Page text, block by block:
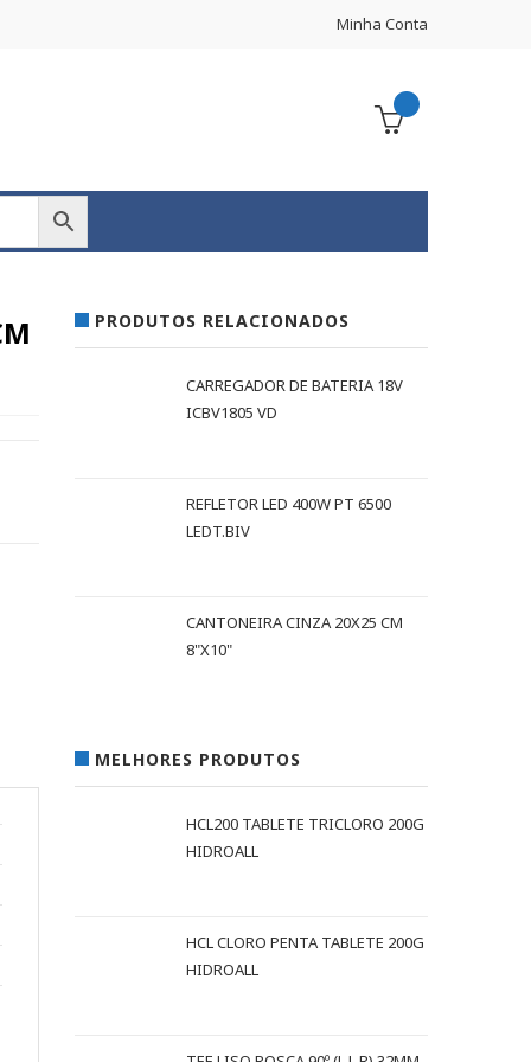
Minha Conta
PRODUTOS RELACIONADOS
CARREGADOR DE BATERIA 18V
ICBV1805 VD
REFLETOR LED 400W PT 6500
LEDT.BIV
CANTONEIRA CINZA 20X25 CM
8"X10"
MELHORES PRODUTOS
HCL200 TABLETE TRICLORO 200G
HIDROALL
HCL CLORO PENTA TABLETE 200G
HIDROALL